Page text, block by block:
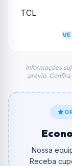
TCL
Informações
prévio.
Nossa
Receba